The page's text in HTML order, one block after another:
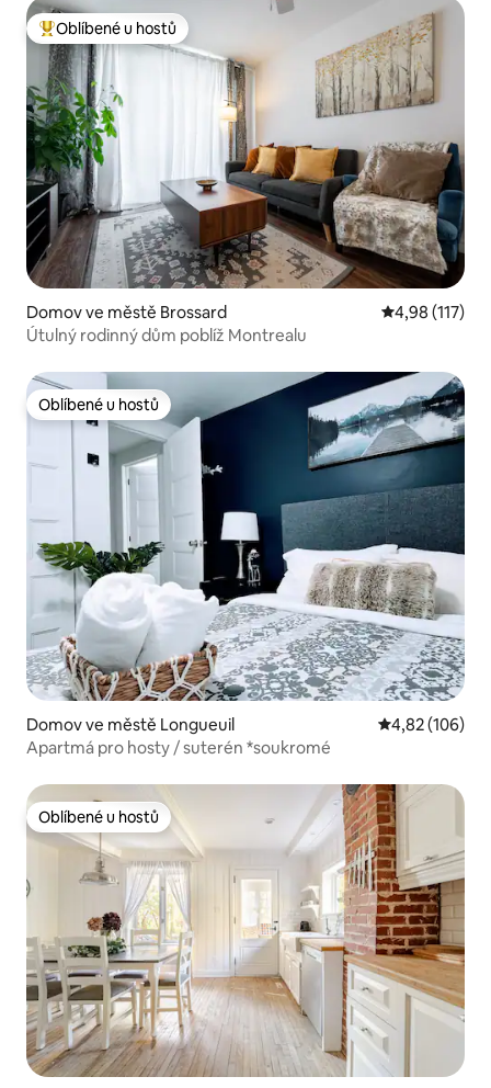
Nejlepší v kategorii Oblíbené u hostů
Oblíbené u hostů
Domov ve městě Brossard Průměrné
4,98 (117)
Útulný rodinný dům poblíž Montrealu
Oblíbené u hostů
Oblíbené u hostů
Domov ve městě Longueuil Průměrné
4,82 (106)
Apartmá pro hosty / suterén *soukromé
Oblíbené u hostů
Oblíbené u hostů